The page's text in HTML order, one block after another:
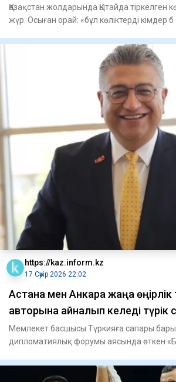
Қазақстан жолдарында Қытайда тіркелген
жүр. Осыған орай: «бұл көліктерді кімдер б
https://kaz.inform.kz
17 Сәуір 2026 22:02
Астана мен Анкара жаңа өңірлік
авторына айналып келеді
Мемлекет басшысы Түркияға сапары
дипломатиялық форумы аясында өткен